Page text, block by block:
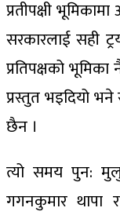
प्रतीपक्षी
सरकारलाई सही
प्रतिपक्षको
प्रस्तुत भइदियो
छैन ।
त्यो समय पुन:
गगनकुमार थापा